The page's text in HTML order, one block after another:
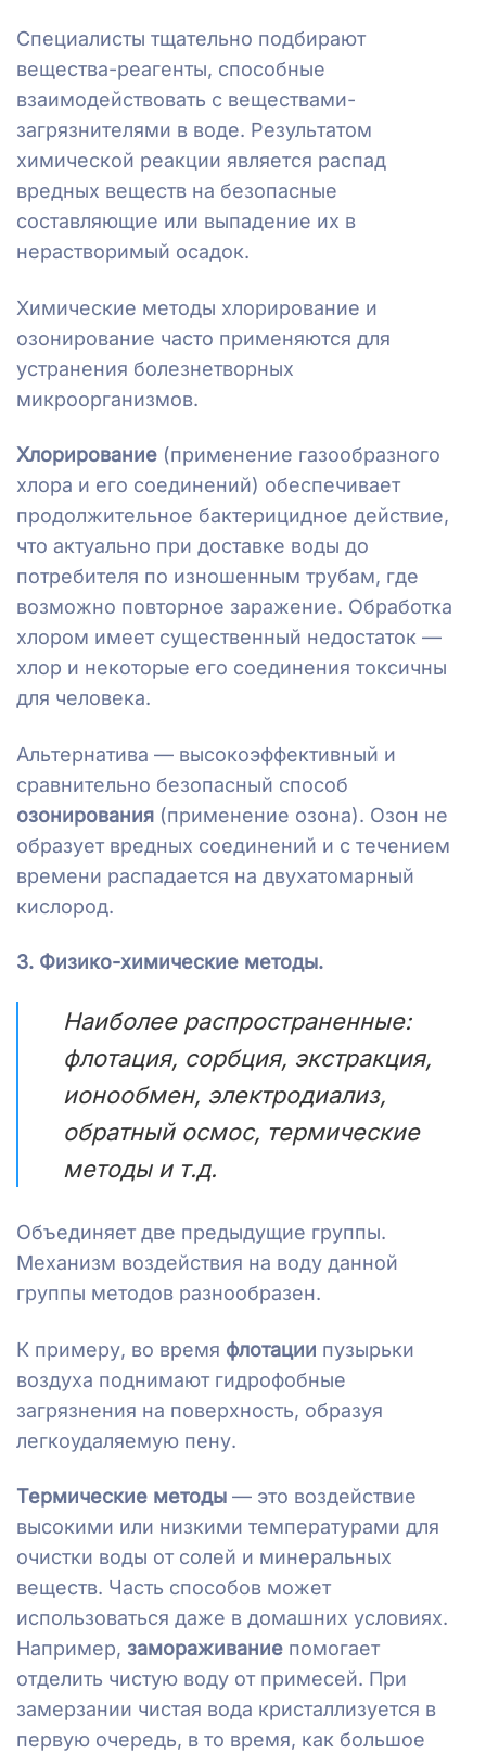
Специалисты тщательно подбирают
вещества-реагенты, способные
взаимодействовать с веществами-
загрязнителями в воде. Результатом
химической реакции является распад
вредных веществ на безопасные
составляющие или выпадение их в
нерастворимый осадок.
Химические методы хлорирование и
озонирование часто применяются для
устранения болезнетворных
микроорганизмов.
Хлорирование (применение газообразного
хлора и его соединений) обеспечивает
продолжительное бактерицидное действие,
что актуально при доставке воды до
потребителя по изношенным трубам, где
возможно повторное заражение. Обработка
хлором имеет существенный недостаток —
хлор и некоторые его соединения токсичны
для человека.
Альтернатива — высокоэффективный и
сравнительно безопасный способ
озонирования (применение озона). Озон не
образует вредных соединений и с течением
времени распадается на двухатомарный
кислород.
3. Физико-химические методы.
Наиболее распространенные:
флотация, сорбция, экстракция,
ионообмен, электродиализ,
обратный осмос, термические
методы и т.д.
Объединяет две предыдущие группы.
Механизм воздействия на воду данной
группы методов разнообразен.
К примеру, во время флотации пузырьки
воздуха поднимают гидрофобные
загрязнения на поверхность, образуя
легкоудаляемую пену.
Термические методы — это воздействие
высокими или низкими температурами для
очистки воды от солей и минеральных
веществ. Часть способов может
использоваться даже в домашних условиях.
Например, замораживание помогает
отделить чистую воду от примесей. При
замерзании чистая вода кристаллизуется в
первую очередь, в то время, как большое